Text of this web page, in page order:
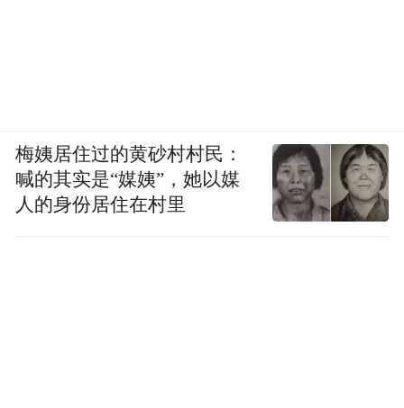
梅姨居住过的黄砂村村民：
喊的其实是“媒姨”，她以媒
人的身份居住在村里